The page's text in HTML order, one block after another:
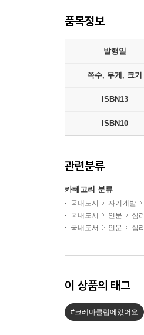
품목정보
발행일
쪽수, 무게, 크기
ISBN13
ISBN10
관련분류
카테고리 분류
국내도서 자기계발
국내도서
인문 심리
국내도서
인문 심리
이 상품의 태그
#크레마클럽에있어요